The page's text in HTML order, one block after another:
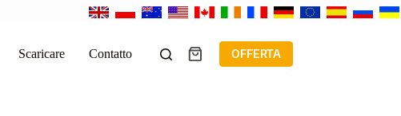
Scaricare Contatto Carrello OFFERTA